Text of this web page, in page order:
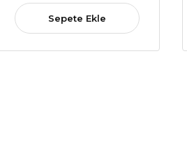
Sepete Ekle